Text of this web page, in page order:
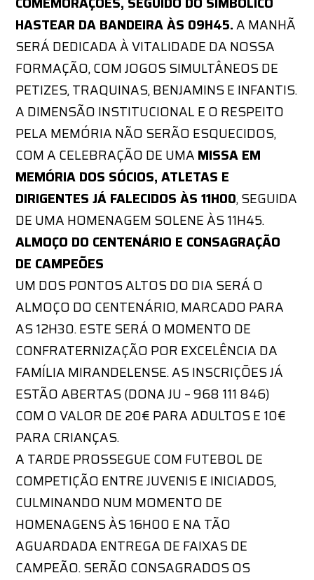
HASTEAR DA BANDEIRA ÀS 09H45.A MANHÃ
SERÁ DEDICADA À VITALIDADE DA NOSSA
FORMAÇÃO, COM JOGOS SIMULTÂNEOS DE
PETIZES, TRAQUINAS, BENJAMINS E INFANTIS.
A DIMENSÃO INSTITUCIONAL E O RESPEITO
PELA MEMÓRIA NÃO SERÃO ESQUECIDOS,
COM A CELEBRAÇÃO DE UMA MISSA EM
MEMÓRIA DOS SÓCIOS, ATLETAS E
DIRIGENTES JÁ FALECIDOS ÀS 11H00, SEGUIDA
DE UMA HOMENAGEM SOLENE ÀS 11H45.
ALMOÇO DO CENTENÁRIO E CONSAGRAÇÃO
DE CAMPEÕES
UM DOS PONTOS ALTOS DO DIA SERÁ O
ALMOÇO DO CENTENÁRIO, MARCADO PARA
AS 12H30. ESTE SERÁ O MOMENTO DE
CONFRATERNIZAÇÃO POR EXCELÊNCIA DA
FAMÍLIA MIRANDELENSE. AS INSCRIÇÕES JÁ
ESTÃO ABERTAS (DONA JU – 968 111 846)
COM O VALOR DE 20€ PARA ADULTOS E 10€
PARA CRIANÇAS.
A TARDE PROSSEGUE COM FUTEBOL DE
COMPETIÇÃO ENTRE JUVENIS E INICIADOS,
CULMINANDO NUM MOMENTO DE
HOMENAGENS ÀS 16H00 E NA TÃO
AGUARDADA ENTREGA DE FAIXAS DE
CAMPEÃO. SERÃO CONSAGRADOS OS